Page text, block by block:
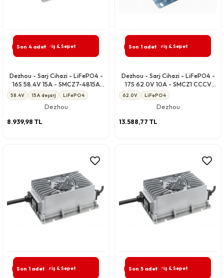
Son 4 adetGiriş & Sepet
Dezhou - Sarj Cihazi - LiFePO4 -
16S 58.4V 15A - SMCZ7-4815A
CCCV IP67
58.4V 15A deşarj LiFePO4
Dezhou
8.939,98 TL
Son 1 adetGiriş & Sepet
Dezhou - Sarj Cihazi - LiFePO4 -
17S 62.0V 10A - SMCZ1 CCCV
IP67
62.0V LiFePO4
Dezhou
13.588,77 TL
Son 1 adetGiriş & Sepet Son 5 adetGiriş & Sepet